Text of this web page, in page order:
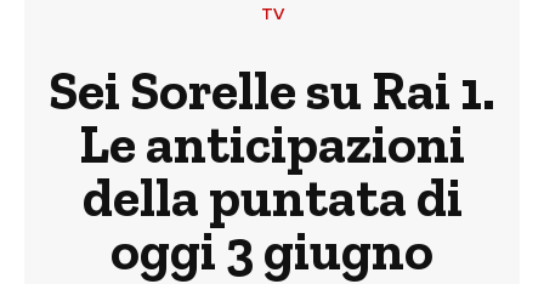
TV
Sei Sorelle su Rai 1.
Le anticipazioni
della puntata di
oggi 3 giugno